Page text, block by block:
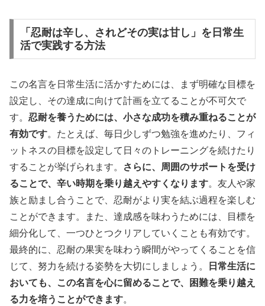
「忍耐は辛し、されどその実は甘し」を日常生
活で実践する方法
この名言を日常生活に活かすためには、まず明確な目標を
設定し、その達成に向けて計画を立てることが不可欠で
す。 忍耐を養うためには、小さな成功を積み重ねることが
有効です。たとえば、毎日少しずつ勉強を進めたり、フィ
ットネスの目標を設定して日々のトレーニングを続けたり
することが挙げられます。
さらに、周囲のサポートを受け
ることで、辛い時期を乗り越えやすくなります。友人や家
族と励まし合うことで、忍耐がより実を結ぶ過程を楽しむ
ことができます。また、達成感を味わうためには、目標を
細分化して、一つひとつクリアしていくことも有効です。
最終的に、忍耐の果実を味わう瞬間がやってくることを信
じて、努力を続ける姿勢を大切にしましょう。
日常生活に
おいても、この名言を心に留めることで、困難を乗り越え
る力を培うことができます。